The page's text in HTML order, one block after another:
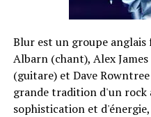
Blur est un groupe
Albarn (chant), Alex James
(guitare) et Dave
grande tradition d'un rock
sophistication et